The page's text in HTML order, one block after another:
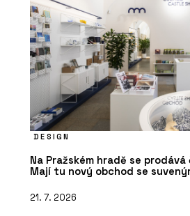
DESIGN
Na Pražském hradě se
Mají tu nový obchod se
21. 7. 2026